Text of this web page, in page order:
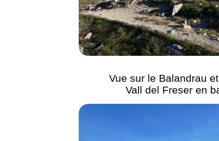
Vue sur le Balandrau
Vall del Freser en